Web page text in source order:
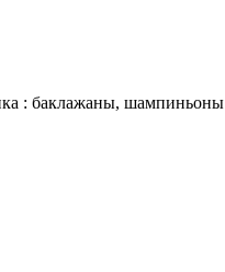
: баклажаны, шампиньоны